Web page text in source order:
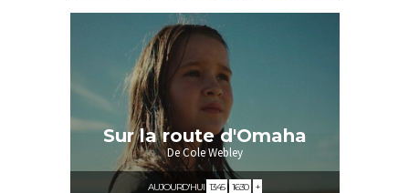
Sur la route d'Omaha
De Cole Webley
AUJOURD'HUI 13:45 16:30 +